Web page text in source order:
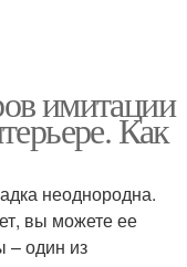
имитации
Как
неоднородна.
вы можете ее
– один из